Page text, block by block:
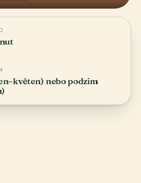
nebo podzim